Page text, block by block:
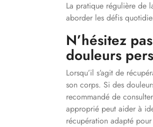
La pratique régulière de
aborder les défis
N’hésitez
douleurs
Lorsqu’il s’agit de
son corps. Si des
recommandé de
approprié peut aider à
récupération adapté